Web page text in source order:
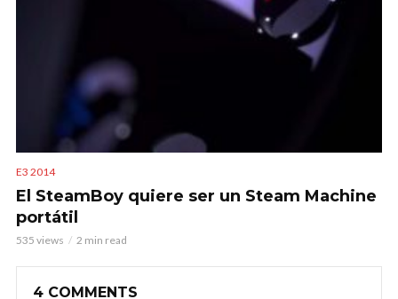
E3 2014
El SteamBoy quiere ser un Steam Machine
portátil
535 views 2 min read
4 COMMENTS